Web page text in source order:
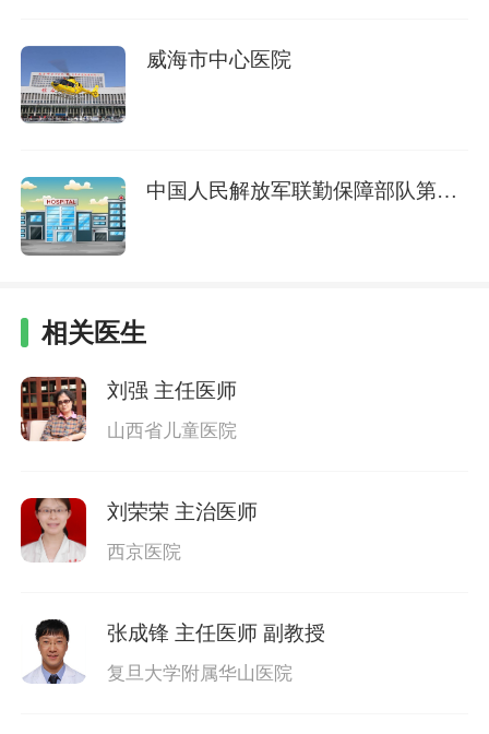
威海市中心医院
中国人民解放军联勤保障部队第九
相关医生
刘强 主任医师
山西省儿童医院
刘荣荣 主治医师
西京医院
张成锋 主任医师 副教授
复旦大学附属华山医院